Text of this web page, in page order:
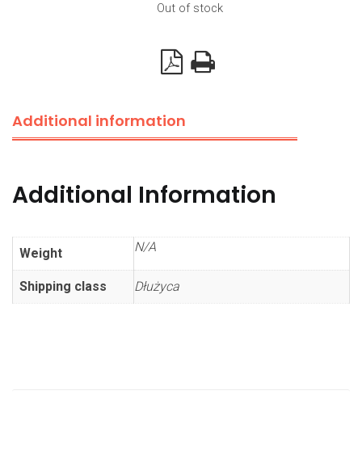
Out of stock
Additional information
Additional Information
Weight N/A
Shipping class Dłużyca